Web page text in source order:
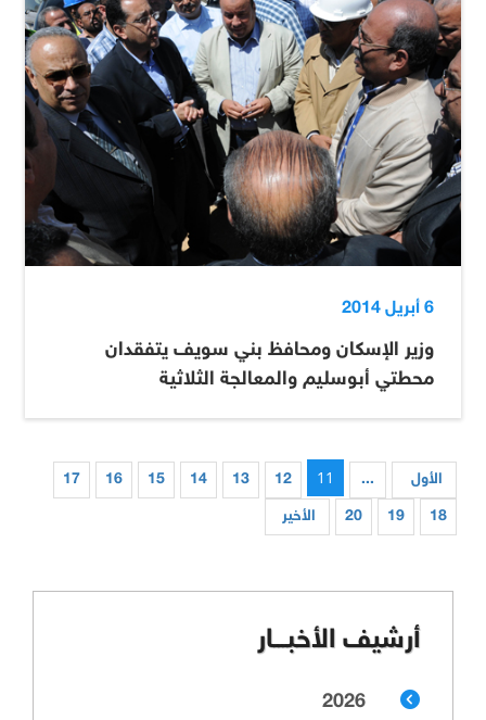
6 أبريل 2014
وزير الإسكان ومحافظ بني سويف يتفقدان
محطتي أبوسليم والمعالجة الثلاثية
الأول ...
11
12
13
14
15
16
17
18
19
20 الأخير
أرشيف الأخبـــار
2026